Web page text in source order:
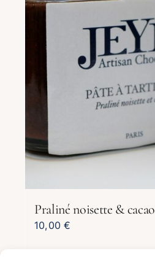
Praliné noisette & cacao
10,00€